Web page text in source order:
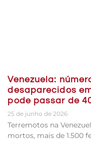
Venezuela:
desaparecidos
pode passar de
25 de junho de 2026
Terremotos na
mortos, mais de 1.500